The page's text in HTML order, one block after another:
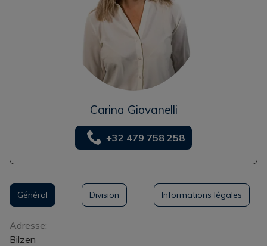
Carina Giovanelli
+32 479 758 258
Général Division Informations légales
Général
Adresse:
Bilzen